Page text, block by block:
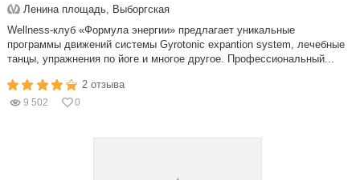
Ленина площадь, Выборгская
Wellness-клуб «Формула энергии» предлагает уникальные
программы движений системы Gyrotonic expantion system, лечебные
танцы, упражнения по йоге и многое другое. Профессиональный...
2 отзыва
9 502 0